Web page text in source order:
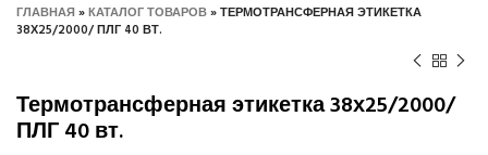
ГЛАВНАЯ»КАТАЛОГ ТОВАРОВ»ТЕРМОТРАНСФЕРНАЯ ЭТИКЕТКА
38Х25/2000/ ПЛГ 40 ВТ.
Термотрансферная этикетка 38х25/2000/
ПЛГ 40 вт.